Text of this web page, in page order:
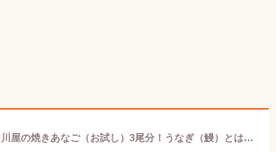
焼きあなご 中川屋の焼きあなご（お試し）3尾分！うなぎ（鰻）とは違う上品な味わい♪ギフト お歳暮 お中元 贈り物にも！ あなご料理 焼き あなご 穴子 焼きアナゴ 穴子飯（あなごめし）にいかが？ 海鮮 魚介 土用の丑の日 父の日ギフト